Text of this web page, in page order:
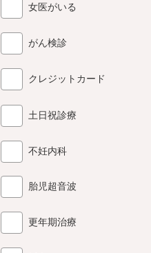
女医がいる
がん検診
クレジットカード
土日祝診療
不妊内科
胎児超音波
更年期治療